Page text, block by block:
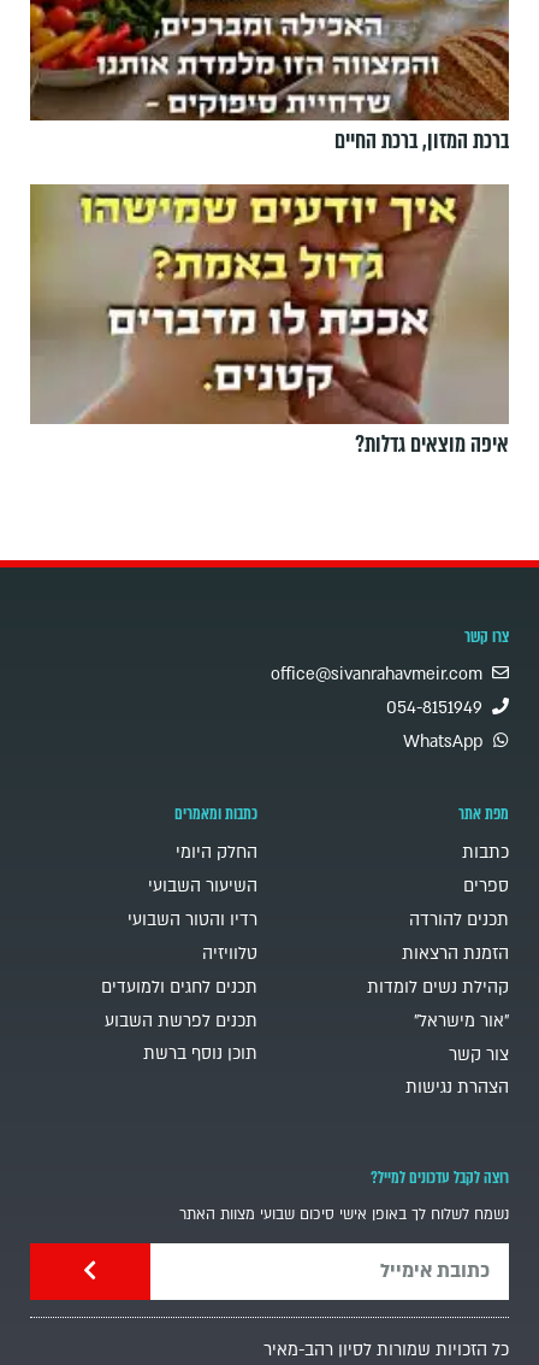
ברכת המזון, ברכת החיים
איפה מוצאים גדלות?
צרו קשר
office@sivanrahavmeir.com
054-8151949
WhatsApp
מפת אתר
כתבות
ספרים
תכנים להורדה
הזמנת הרצאות
קהילת נשים לומדות
"אור מישראל"
צור קשר
הצהרת נגישות
כתבות ומאמרים
החלק היומי
השיעור השבועי
רדיו והטור השבועי
טלוויזיה
תכנים לחגים ולמועדים
תכנים לפרשת השבוע
תוכן נוסף ברשת
רוצה לקבל עדכונים למייל?
נשמח לשלוח לך באופן אישי סיכום שבועי מצוות האתר
כל הזכויות שמורות לסיון רהב-מאיר